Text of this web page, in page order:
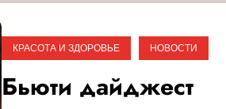
КРАСОТА И ЗДОРОВЬЕ НОВОСТИ
Бьюти дайджест